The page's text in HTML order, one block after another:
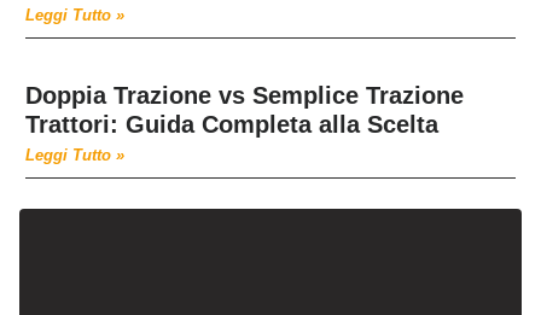
Leggi Tutto »
Doppia Trazione vs Semplice Trazione
Trattori: Guida Completa alla Scelta
Leggi Tutto »